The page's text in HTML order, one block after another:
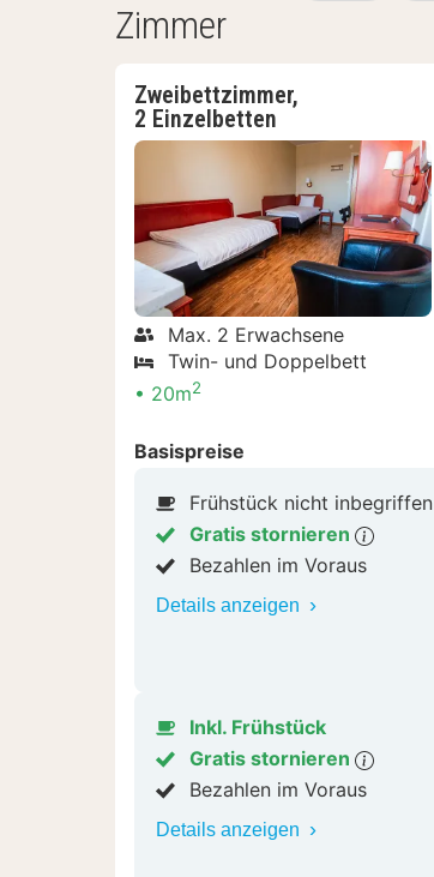
Zimmer
Zweibettzimmer,
2 Einzelbetten
Max. 2 Erwachsene
Twin- und Doppelbett
20m2
Basispreise
Frühstück nicht inbegriffen
Gratis stornieren
Bezahlen im Voraus
Details anzeigen
Inkl. Frühstück
Gratis stornieren
Bezahlen im Voraus
Details anzeigen